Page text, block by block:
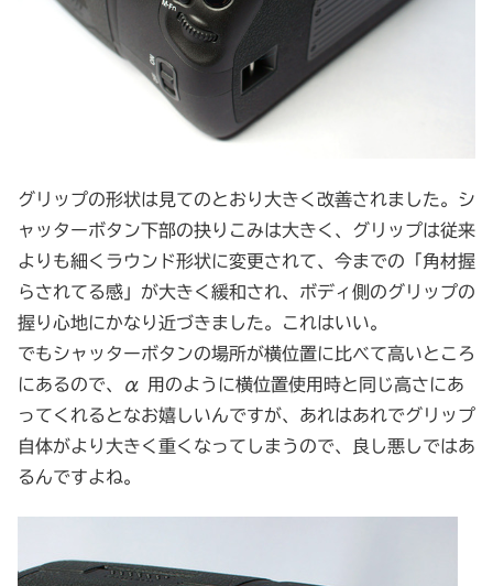
グリップの形状は見てのとおり大きく改善されました。シ
ャッターボタン下部の抉りこみは大きく、グリップは従来
よりも細くラウンド形状に変更されて、今までの「角材握
らされてる感」が大きく緩和され、ボディ側のグリップの
握り心地にかなり近づきました。これはいい。
でもシャッターボタンの場所が横位置に比べて高いところ
にあるので、α 用のように横位置使用時と同じ高さにあ
ってくれるとなお嬉しいんですが、あれはあれでグリップ
自体がより大きく重くなってしまうので、良し悪しではあ
るんですよね。